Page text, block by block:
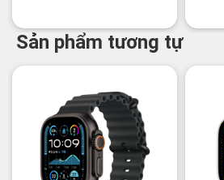
Sản phẩm tương tự